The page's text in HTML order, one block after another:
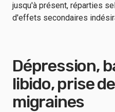
jusqu'à présent, réparties
d'effets secondaires
Dépression,
libido, prise
migraines